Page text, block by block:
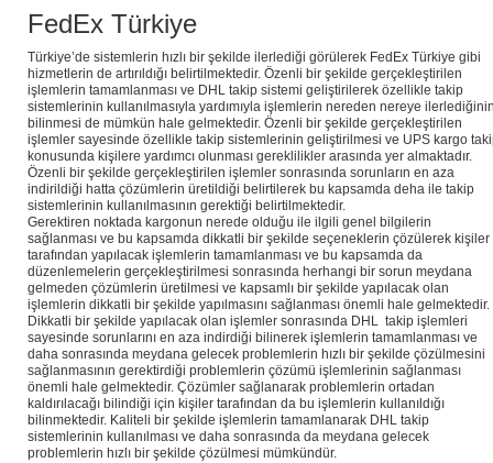
FedEx Türkiye
Türkiye’de sistemlerin hızlı bir şekilde ilerlediği görülerek FedEx Türkiye gibi
hizmetlerin de artırıldığı belirtilmektedir. Özenli bir şekilde gerçekleştirilen
işlemlerin tamamlanması ve DHL takip sistemi geliştirilerek özellikle takip
sistemlerinin kullanılmasıyla yardımıyla işlemlerin nereden nereye
bilinmesi de mümkün hale gelmektedir. Özenli bir şekilde gerçekleştirilen
işlemler sayesinde özellikle takip sistemlerinin geliştirilmesi ve UPS kargo
konusunda kişilere yardımcı olunması gereklilikler arasında yer almaktadır.
Özenli bir şekilde gerçekleştirilen işlemler sonrasında sorunların en aza
indirildiği hatta çözümlerin üretildiği belirtilerek bu kapsamda deha ile takip
sistemlerinin kullanılmasının gerektiği belirtilmektedir.
Gerektiren noktada kargonun nerede olduğu ile ilgili genel bilgilerin
sağlanması ve bu kapsamda dikkatli bir şekilde seçeneklerin çözülerek kişiler
tarafından yapılacak işlemlerin tamamlanması ve bu kapsamda da
düzenlemelerin gerçekleştirilmesi sonrasında herhangi bir sorun meydana
gelmeden çözümlerin üretilmesi ve kapsamlı bir şekilde yapılacak olan
işlemlerin dikkatli bir şekilde yapılmasını sağlanması önemli hale gelmektedir.
Dikkatli bir şekilde yapılacak olan işlemler sonrasında DHL takip işlemleri
sayesinde sorunlarını en aza indirdiği bilinerek işlemlerin tamamlanması ve
daha sonrasında meydana gelecek problemlerin hızlı bir şekilde çözülmesini
sağlanmasının gerektirdiği problemlerin çözümü işlemlerinin sağlanması
önemli hale gelmektedir. Çözümler sağlanarak problemlerin ortadan
kaldırılacağı bilindiği için kişiler tarafından da bu işlemlerin kullanıldığı
bilinmektedir. Kaliteli bir şekilde işlemlerin tamamlanarak DHL takip
sistemlerinin kullanılması ve daha sonrasında da meydana gelecek
problemlerin hızlı bir şekilde çözülmesi mümkündür.